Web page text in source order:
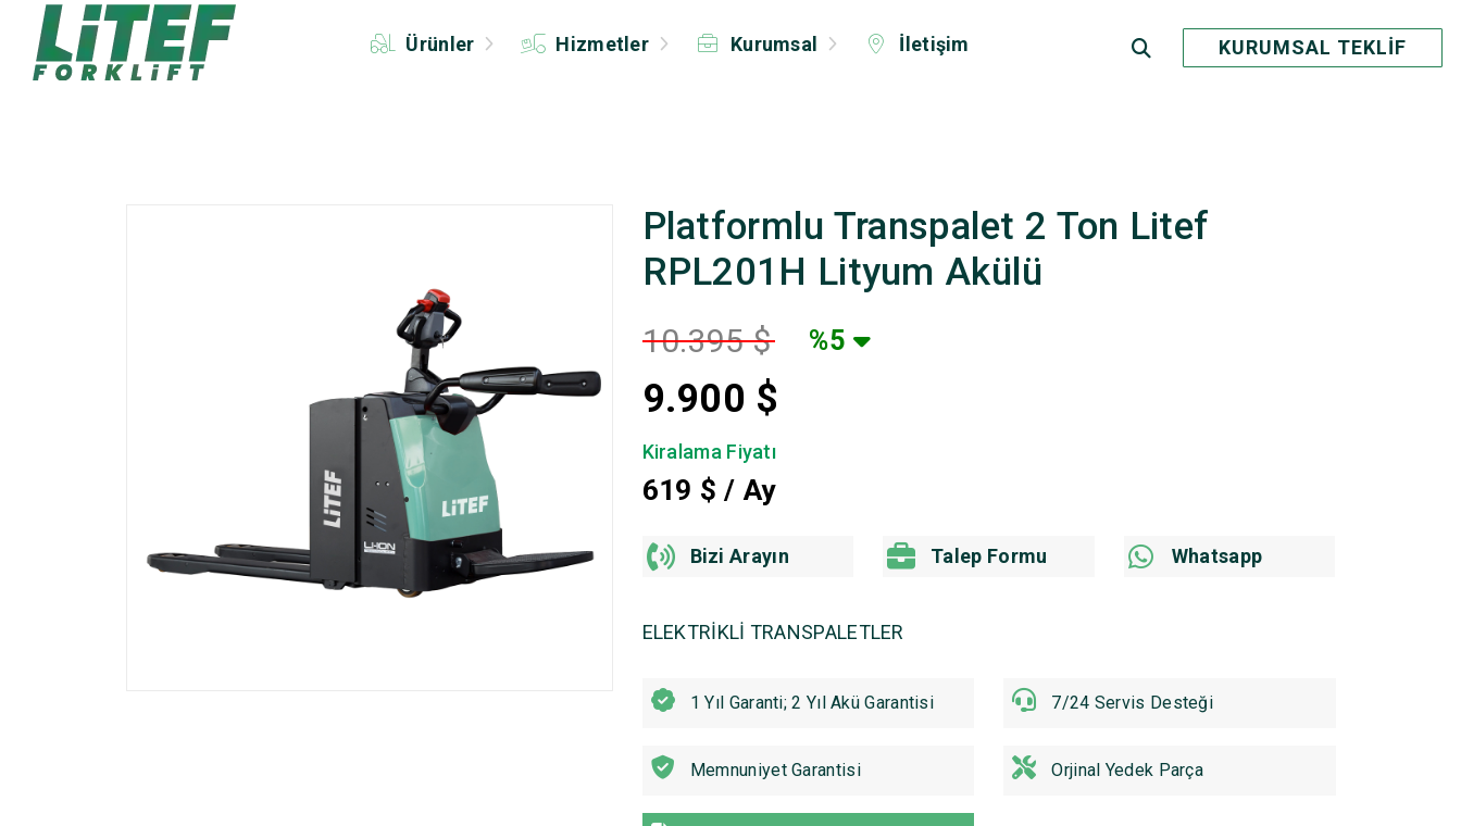
Ürünler Hizmetler Kurumsal İletişim KURUMSAL TEKLİF
Platformlu Transpalet 2 Ton Litef
RPL201H Lityum Akülü
10.395 $ %5
9.900 $
Kiralama Fiyatı
619 $ / Ay
Bizi Arayın Talep Formu Whatsapp
ELEKTRİKLİ TRANSPALETLER
1 Yıl Garanti; 2 Yıl Akü Garantisi 7/24 Servis Desteği
Memnuniyet Garantisi Orjinal Yedek Parça